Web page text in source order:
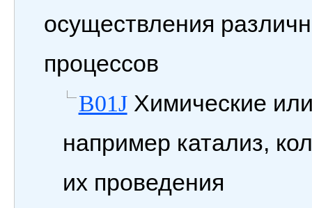
осуществления
процессов
B01JХимические
например катализ,
их проведения